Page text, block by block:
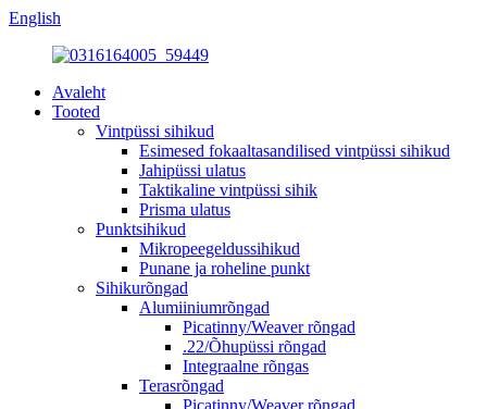
English
Avaleht
Tooted
Vintpüssi sihikud
Esimesed fokaaltasandilised vintpüssi sihikud
Jahipüssi ulatus
Taktikaline vintpüssi sihik
Prisma ulatus
Punktsihikud
Mikropeegeldussihikud
Punane ja roheline punkt
Sihikurõngad
Alumiiniumrõngad
Picatinny/Weaver rõngad
.22/Õhupüssi rõngad
Integraalne rõngas
Terasrõngad
Picatinny/Weaver rõngad